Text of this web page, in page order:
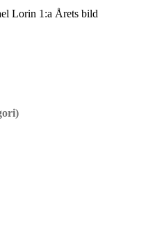
Lorin 1:a Årets bild